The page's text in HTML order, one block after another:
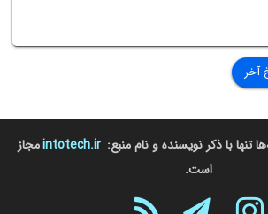
تنها با ذکر نویسنده و نام منبع: intotech.irمجاز
است.